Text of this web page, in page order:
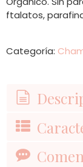
ftalatos,
Categoría: